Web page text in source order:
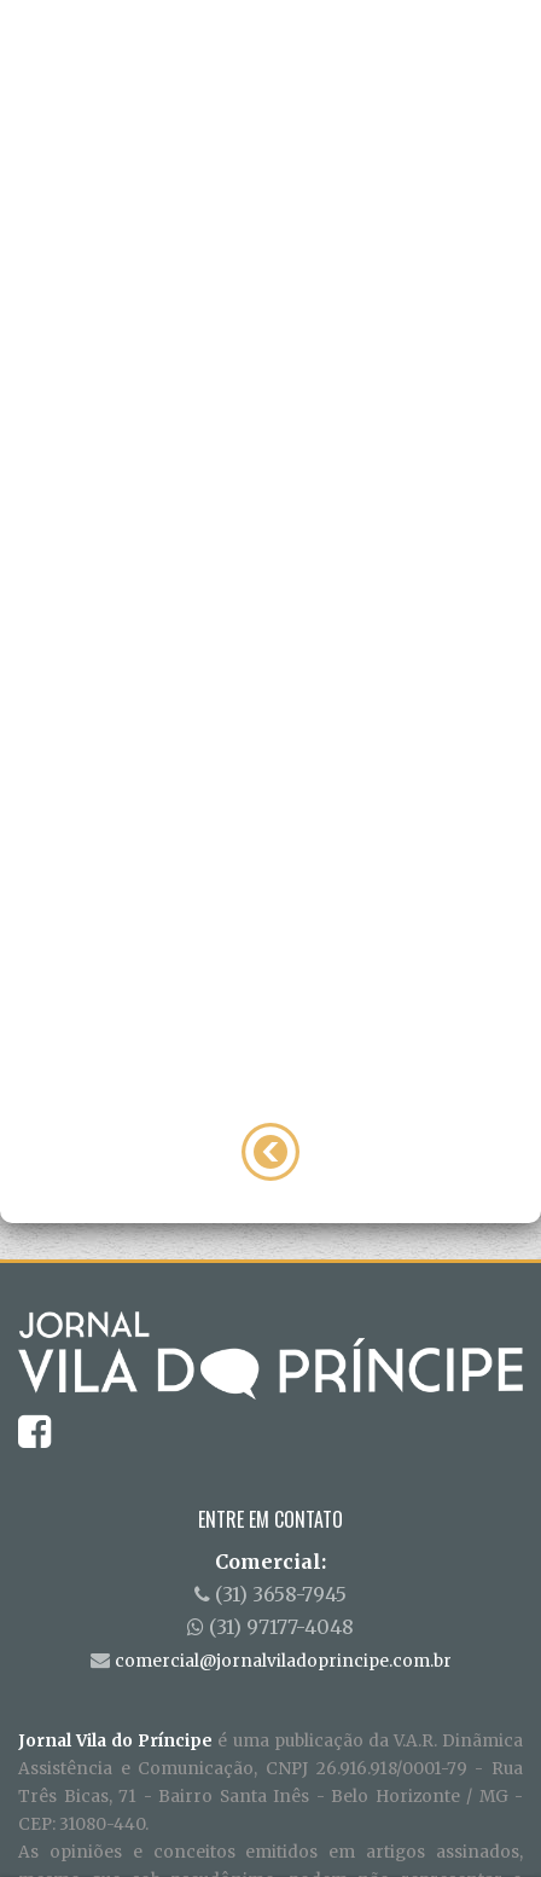
ENTRE EM CONTATO
Comercial:
(31) 3658-7945
(31) 97177-4048
comercial@jornalviladoprincipe.com.br
Jornal Vila do Príncipe é uma publicação da V.A.R. Dinãmica
Assistência e Comunicação, CNPJ 26.916.918/0001-79 - Rua
Três Bicas, 71 - Bairro Santa Inês - Belo Horizonte / MG -
CEP: 31080-440.
As opiniões e conceitos emitidos em artigos assinados,